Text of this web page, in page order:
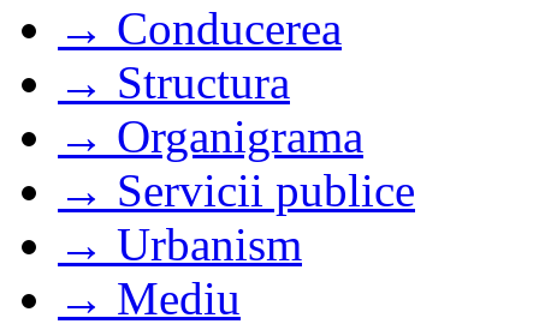
→ Conducerea
→ Structura
→ Organigrama
→ Servicii publice
→ Urbanism
→ Mediu